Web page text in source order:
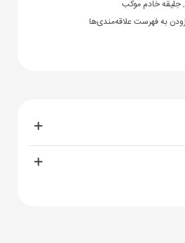
,جلیقه خادم موکب
به فهرست علاقه‌مندی‌ها